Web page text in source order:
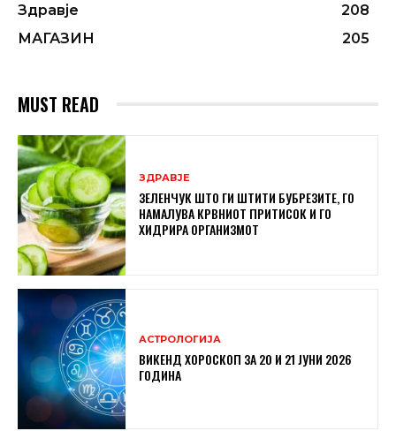
Здравје
208
МАГАЗИН
205
MUST READ
ЗДРАВЈЕ
ЗЕЛЕНЧУК ШТО ГИ ШТИТИ БУБРЕЗИТЕ, ГО
НАМАЛУВА КРВНИОТ ПРИТИСОК И ГО
ХИДРИРА ОРГАНИЗМОТ
АСТРОЛОГИЈА
ВИКЕНД ХОРОСКОП ЗА 20 И 21 ЈУНИ 2026
ГОДИНА